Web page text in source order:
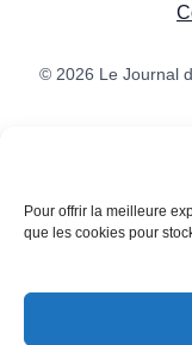
Pour offrir la meilleure
que les cookies pour
© 2026 Le Journal